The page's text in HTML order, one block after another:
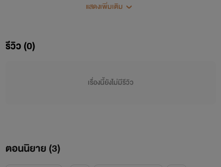
แสดงเพิ่มเติม
รีวิว (0)
เรื่องนี้ยังไม่มีรีวิว
ตอนนิยาย (3)